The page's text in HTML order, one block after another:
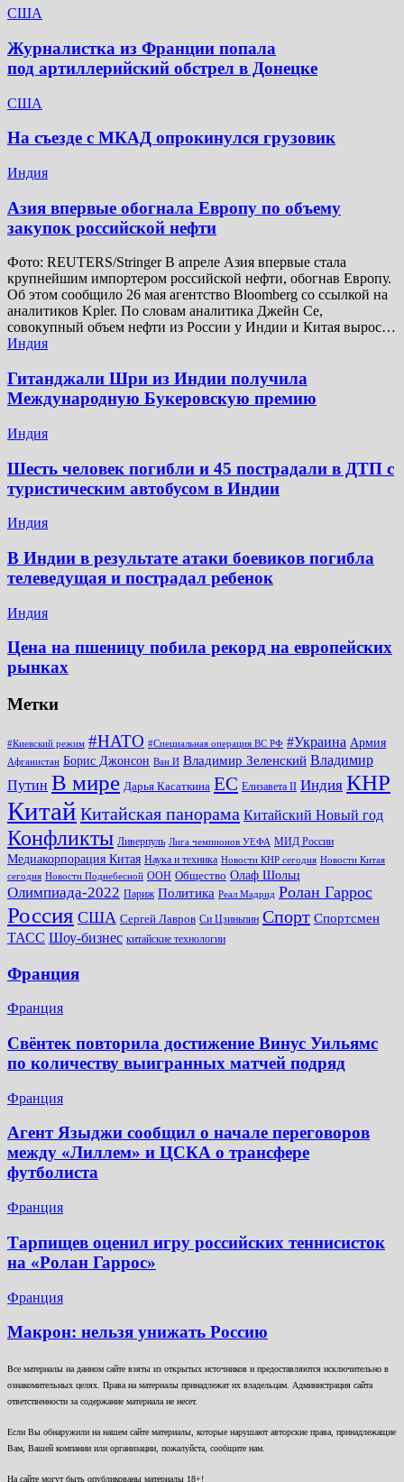
США
Журналистка из Франции попала
под артиллерийский обстрел в Донецке
США
На съезде с МКАД опрокинулся грузовик
Индия
Азия впервые обогнала Европу по объему
закупок российской нефти
Фото: REUTERS/Stringer В апреле Азия впервые стала
крупнейшим импортером российской нефти, обогнав Европу.
Об этом сообщило 26 мая агентство Bloomberg со ссылкой на
аналитиков Kpler. По словам аналитика Джейн Се,
совокупный объем нефти из России у Индии и Китая вырос…
Индия
Гитанджали Шри из Индии получила
Международную Букеровскую премию
Индия
Шесть человек погибли и 45 пострадали в ДТП с
туристическим автобусом в Индии
Индия
В Индии в результате атаки боевиков погибла
телеведущая и пострадал ребенок
Индия
Цена на пшеницу побила рекорд на европейских
рынках
Метки
#Киевский режим #НАТО #Специальная операция ВС РФ #Украина Армия
Афганистан Борис Джонсон Ван И Владимир Зеленский Владимир
Путин В мире Дарья Касаткина ЕС Елизавета II Индия КНР
Китай Китайская панорама Китайский Новый год
Конфликты Ливерпуль Лига чемпионов УЕФА МИД России
Медиакорпорация Китая Наука и техника Новости КНР сегодня Новости Китая
сегодня Новости Поднебесной ООН Общество Олаф Шольц
Олимпиада-2022 Париж Политика Реал Мадрид Ролан Гаррос
Россия США Сергей Лавров Си Цзиньпин Спорт Спортсмен
ТАСС Шоу-бизнес китайские технологии
Франция
Франция
Свёнтек повторила достижение Винус Уильямс
по количеству выигранных матчей подряд
Франция
Агент Языджи сообщил о начале переговоров
между «Лиллем» и ЦСКА о трансфере
футболиста
Франция
Тарпищев оценил игру российских теннисисток
на «Ролан Гаррос»
Франция
Макрон: нельзя унижать Россию
Все материалы на данном сайте взяты из открытых источников и предоставляются исключительно в
ознакомительных целях. Права на материалы принадлежат их владельцам. Администрация сайта
ответственности за содержание материала не несет.
Если Вы обнаружили на нашем сайте материалы, которые нарушают авторские права, принадлежащие
Вам, Вашей компании или организации, пожалуйста, сообщите нам.
На сайте могут быть опубликованы материалы 18+!